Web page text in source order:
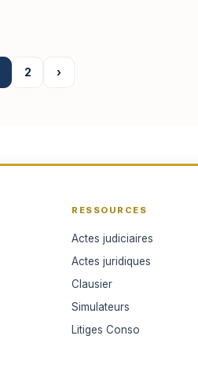
2 ›
RESSOURCES
Actes judiciaires
Actes juridiques
Clausier
Simulateurs
Litiges Conso